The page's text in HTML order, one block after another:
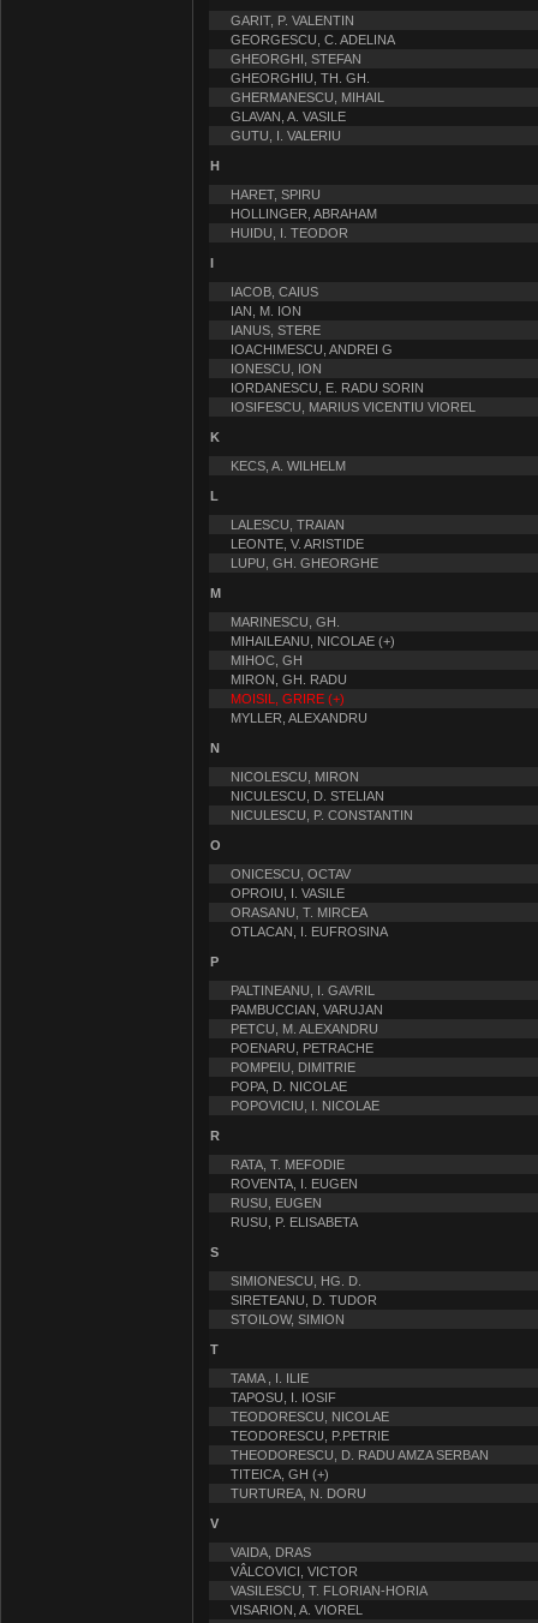
GARIT, P. VALENTIN
GEORGESCU, C. ADELINA
GHEORGHI, STEFAN
GHEORGHIU, TH. GH.
GHERMANESCU, MIHAIL
GLAVAN, A. VASILE
GUTU, I. VALERIU
H
HARET, SPIRU
HOLLINGER, ABRAHAM
HUIDU, I. TEODOR
I
IACOB, CAIUS
IAN, M. ION
IANUS, STERE
IOACHIMESCU, ANDREI G
IONESCU, ION
IORDANESCU, E. RADU SORIN
IOSIFESCU, MARIUS VICENTIU VIOREL
K
KECS, A. WILHELM
L
LALESCU, TRAIAN
LEONTE, V. ARISTIDE
LUPU, GH. GHEORGHE
M
MARINESCU, GH.
MIHAILEANU, NICOLAE (+)
MIHOC, GH
MIRON, GH. RADU
MOISIL, GRIRE (+)
MYLLER, ALEXANDRU
N
NICOLESCU, MIRON
NICULESCU, D. STELIAN
NICULESCU, P. CONSTANTIN
O
ONICESCU, OCTAV
OPROIU, I. VASILE
ORASANU, T. MIRCEA
OTLACAN, I. EUFROSINA
P
PALTINEANU, I. GAVRIL
PAMBUCCIAN, VARUJAN
PETCU, M. ALEXANDRU
POENARU, PETRACHE
POMPEIU, DIMITRIE
POPA, D. NICOLAE
POPOVICIU, I. NICOLAE
R
RATA, T. MEFODIE
ROVENTA, I. EUGEN
RUSU, EUGEN
RUSU, P. ELISABETA
S
SIMIONESCU, HG. D.
SIRETEANU, D. TUDOR
STOILOW, SIMION
T
TAMA , I. ILIE
TAPOSU, I. IOSIF
TEODORESCU, NICOLAE
TEODORESCU, P.PETRIE
THEODORESCU, D. RADU AMZA SERBAN
TITEICA, GH (+)
TURTUREA, N. DORU
V
VAIDA, DRAS
VÂLCOVICI, VICTOR
VASILESCU, T. FLORIAN-HORIA
VISARION, A. VIOREL